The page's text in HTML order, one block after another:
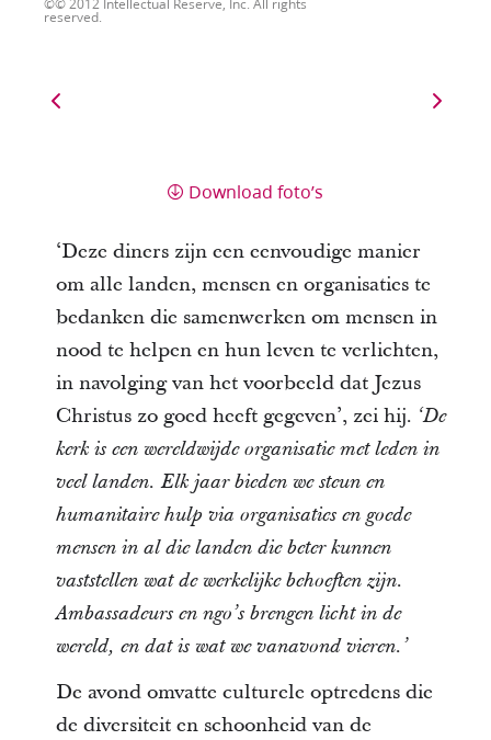
reserved.
Download foto’s
‘Deze diners zijn een eenvoudige manier
om alle landen, mensen en organisaties te
bedanken die samenwerken om mensen in
nood te helpen en hun leven te verlichten,
in navolging van het voorbeeld dat Jezus
Christus zo goed heeft gegeven’, zei hij. ‘De
kerk is een wereldwijde organisatie met leden in
veel landen. Elk jaar bieden we steun en
humanitaire hulp via organisaties en goede
mensen in al die landen die beter kunnen
vaststellen wat de werkelijke behoeften zijn.
Ambassadeurs en ngo’s brengen licht in de
wereld, en dat is wat we vanavond vieren.’
De avond omvatte culturele optredens die
de diversiteit en schoonheid van de